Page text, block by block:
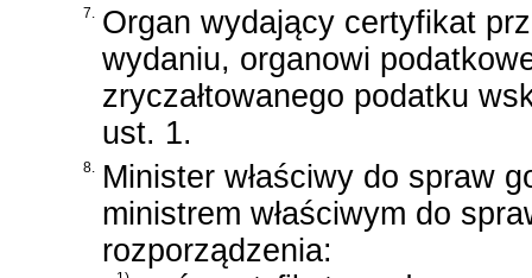
7. Organ wydający certyfikat
wydaniu, organowi
zryczałtowanego podatku
ust. 1.
8. Minister właściwy do spraw
ministrem właściwym do
rozporządzenia: